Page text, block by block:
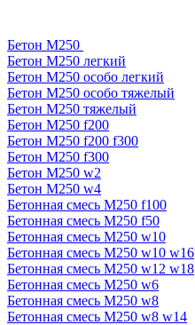
Бетон М250
Бетон М250 легкий
Бетон М250 особо легкий
Бетон М250 особо тяжелый
Бетон М250 тяжелый
Бетон М250 f200
Бетон М250 f200 f300
Бетон М250 f300
Бетон М250 w2
Бетон М250 w4
Бетонная смесь М250 f100
Бетонная смесь М250 f50
Бетонная смесь М250 w10
Бетонная смесь М250 w10 w16
Бетонная смесь М250 w12 w18
Бетонная смесь М250 w6
Бетонная смесь М250 w8
Бетонная смесь М250 w8 w14